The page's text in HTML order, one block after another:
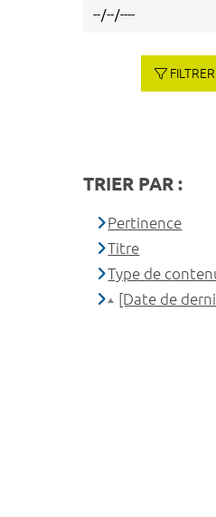
TRIER PAR :
Pertinence
Titre
Type de
[Date de